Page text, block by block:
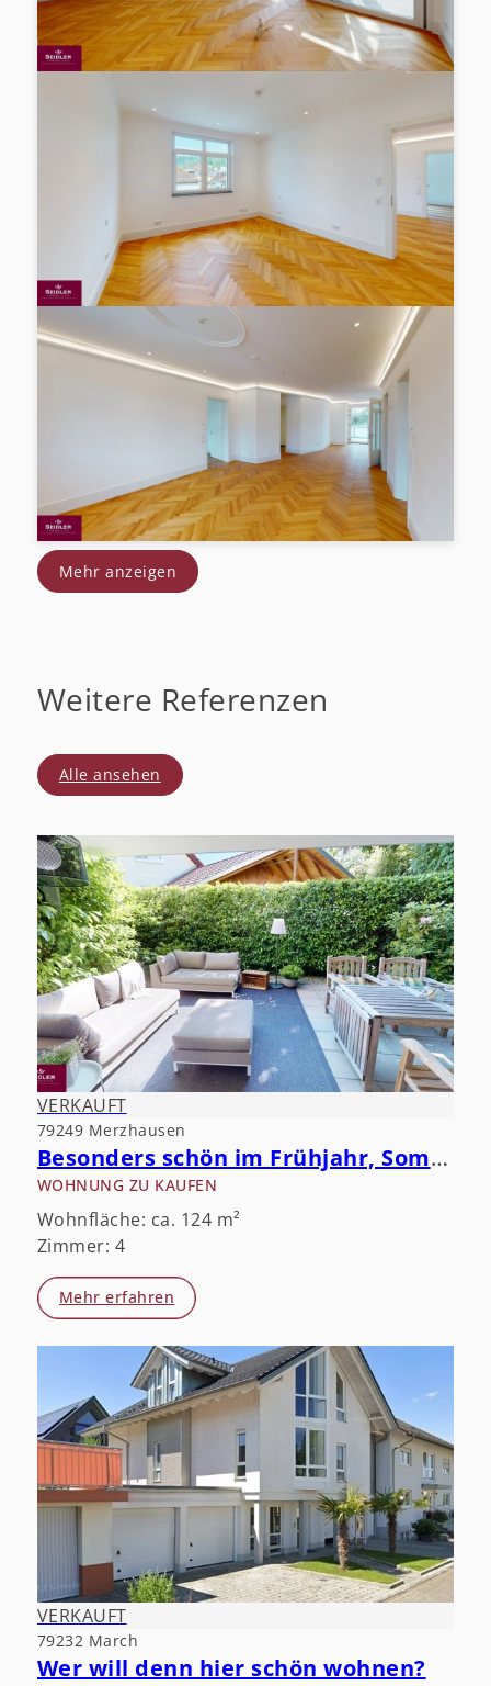
Mehr anzeigen
Weitere Referenzen
Alle ansehen
VERKAUFT
79249 Merzhausen
Besonders schön im Frühjahr, Sommer, Herbst und Winter.
WOHNUNG ZU KAUFEN
Wohnfläche: ca. 124 m²
Zimmer: 4
Mehr erfahren
VERKAUFT
79232 March
Wer will denn hier schön wohnen?